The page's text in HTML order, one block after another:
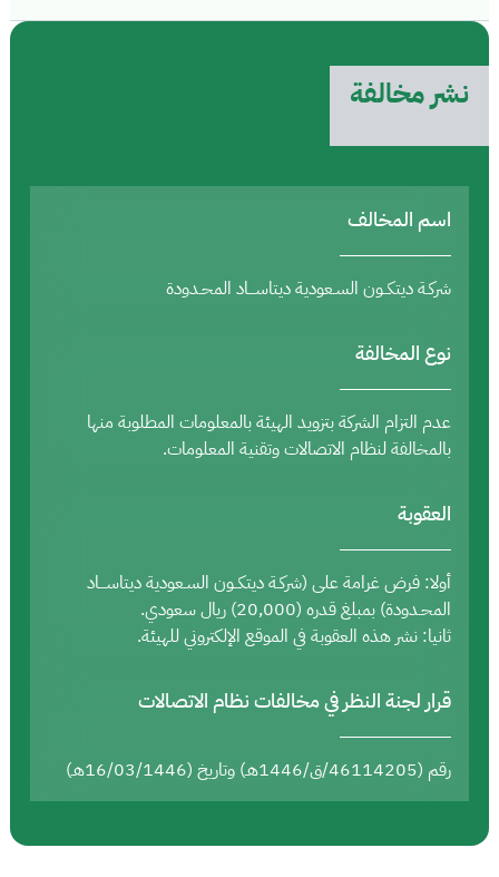
نشر مخالفة
اسم المخالف
شركـة ديتكــون السـعودية ديتاســـاد المحـدودة
نوع المخالفة
عدم التزام الشركة بتزويد الهيئة بالمعلومات المطلوبة منها
بالمخالفة لنظام الاتصالات وتقنية المعلومات.
العقوبة
أولا: فرض غرامة على (شركـة ديتكــون السـعودية ديتاســـاد
المحـدودة) بمبلغ قدره (20,000) ريال سعودي.
ثانيا: نشر هذه العقوبة في الموقع الإلكتروني للهيئة.
قرار لجنة النظر في مخالفات نظام الاتصالات
رقم (46114205/ق/1446هـ) وتاريخ (16/03/1446هـ)